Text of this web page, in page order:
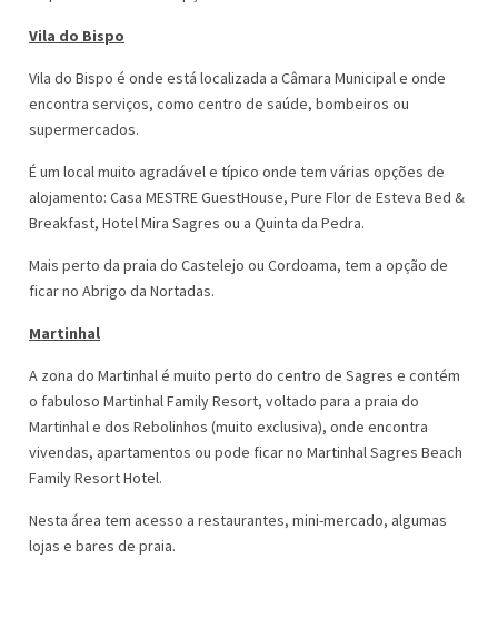
Vila do Bispo
Vila do Bispo é onde está localizada a Câmara Municipal e onde
encontra serviços, como centro de saúde, bombeiros ou
supermercados.
É um local muito agradável e típico onde tem várias opções de
alojamento: Casa MESTRE GuestHouse, Pure Flor de Esteva Bed &
Breakfast, Hotel Mira Sagres ou a Quinta da Pedra.
Mais perto da praia do Castelejo ou Cordoama, tem a opção de
ficar no Abrigo da Nortadas.
Martinhal
A zona do Martinhal é muito perto do centro de Sagres e contém
o fabuloso Martinhal Family Resort, voltado para a praia do
Martinhal e dos Rebolinhos (muito exclusiva), onde encontra
vivendas, apartamentos ou pode ficar no Martinhal Sagres Beach
Family Resort Hotel.
Nesta área tem acesso a restaurantes, mini-mercado, algumas
lojas e bares de praia.